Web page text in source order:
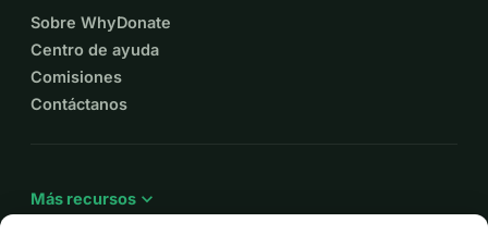
Sobre WhyDonate
Centro de ayuda
Comisiones
Contáctanos
Más recursos expand_more